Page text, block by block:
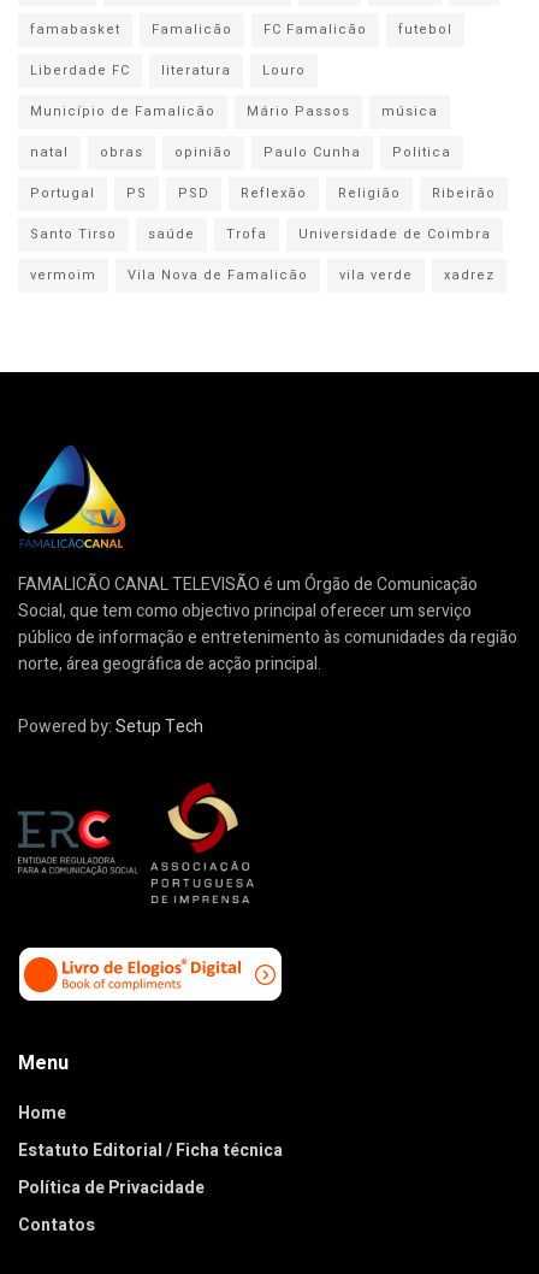
famabasket
Famalicão FC Famalicão
futebol
Liberdade FC
literatura
Louro
Município de Famalicão
Mário Passos
música
natal
obras opinião Paulo Cunha
Politica
Portugal
PS PSD Reflexão Religião
Ribeirão
Santo Tirso
saúde Trofa
Universidade de Coimbra
vermoim
Vila Nova de Famalicão vila verde xadrez
FAMALICÃO CANAL TELEVISÃO é um Órgão de Comunicação
Social, que tem como objectivo principal oferecer um serviço
público de informação e entretenimento às comunidades da região
norte, área geográfica de acção principal.
Powered by:Setup Tech
Menu
Home
Estatuto Editorial / Ficha técnica
Política de Privacidade
Contatos